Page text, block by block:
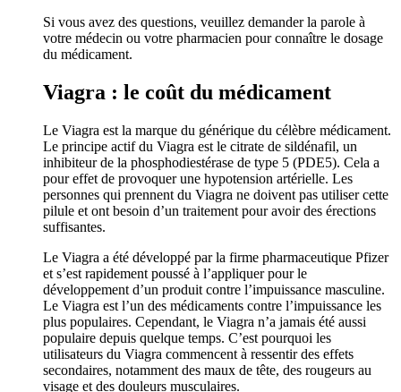
Si vous avez des questions, veuillez demander la parole à
votre médecin ou votre pharmacien pour connaître le dosage
du médicament.
Viagra : le coût du médicament
Le Viagra est la marque du générique du célèbre médicament.
Le principe actif du Viagra est le citrate de sildénafil, un
inhibiteur de la phosphodiestérase de type 5 (PDE5). Cela a
pour effet de provoquer une hypotension artérielle. Les
personnes qui prennent du Viagra ne doivent pas utiliser cette
pilule et ont besoin d’un traitement pour avoir des érections
suffisantes.
Le Viagra a été développé par la firme pharmaceutique Pfizer
et s’est rapidement poussé à l’appliquer pour le
développement d’un produit contre l’impuissance masculine.
Le Viagra est l’un des médicaments contre l’impuissance les
plus populaires. Cependant, le Viagra n’a jamais été aussi
populaire depuis quelque temps. C’est pourquoi les
utilisateurs du Viagra commencent à ressentir des effets
secondaires, notamment des maux de tête, des rougeurs au
visage et des douleurs musculaires.